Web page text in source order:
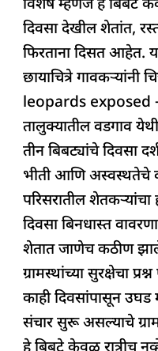
c
e
b
o
o
k
at
s
A
p
p
k
e
dI
n
विशेष म्हणजे हे बिबटे
दिवसा देखील शेतांत,
फिरताना दिसत आहेत.
छायाचित्रे गावकऱ्यांनी
leopards exposed
तालुक्यातील वडगाव
तीन बिबट्यांचे दिवसा
भीती आणि अस्वस्थतेचे
परिसरातील
दिवसा बिनधास्त
शेतात जाणेच कठीण
ग्रामस्थांच्या सुरक्षेचा
काही दिवसांपासून
संचार सुरू असल्याचे